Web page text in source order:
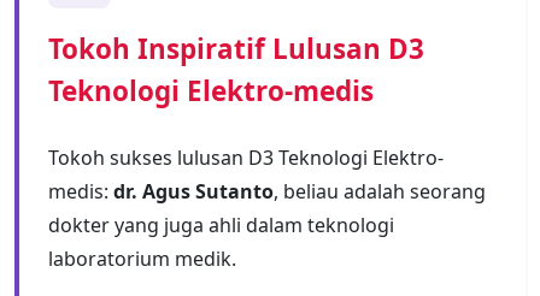
Tokoh Inspiratif Lulusan D3
Teknologi Elektro-medis
Tokoh sukses lulusan D3 Teknologi Elektro-
medis: dr. Agus Sutanto, beliau adalah seorang
dokter yang juga ahli dalam teknologi
laboratorium medik.